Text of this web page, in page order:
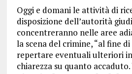
Oggi e domani le attività di
disposizione dell’autorità
concentreranno nelle aree
la scena del crimine, “al fine
repertare eventuali ulteriori
chiarezza su quanto accaduto.